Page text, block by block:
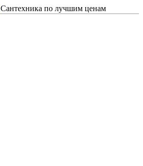
Сантехника по лучшим ценам